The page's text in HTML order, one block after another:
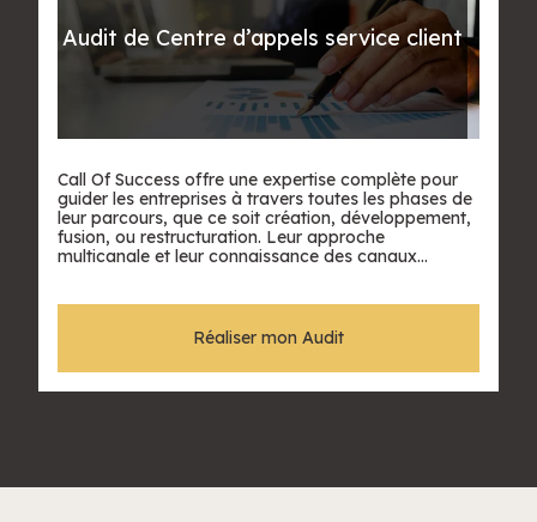
Audit de Centre d’appels service client
Call Of Success offre une expertise complète pour
guider les entreprises à travers toutes les phases de
leur parcours, que ce soit création, développement,
fusion, ou restructuration. Leur approche
multicanale et leur connaissance des canaux
des changements nécessaires.
Réaliser mon Audit